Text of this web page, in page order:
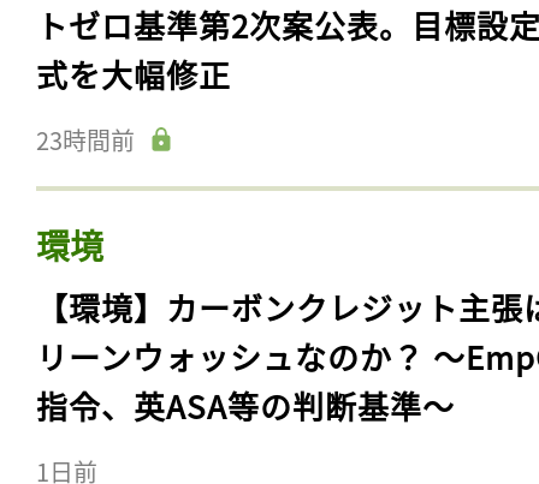
トゼロ基準第2次案公表。目標設
式を大幅修正
23時間前
環境
【環境】カーボンクレジット主張
リーンウォッシュなのか？ 〜
指令、英ASA等の判断基準〜
1日前